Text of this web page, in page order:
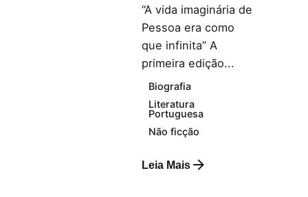
“A vida imaginária de
Pessoa era como
que infinita” A
primeira edição...
Biografia
Literatura
Portuguesa
Não ficção
Leia Mais